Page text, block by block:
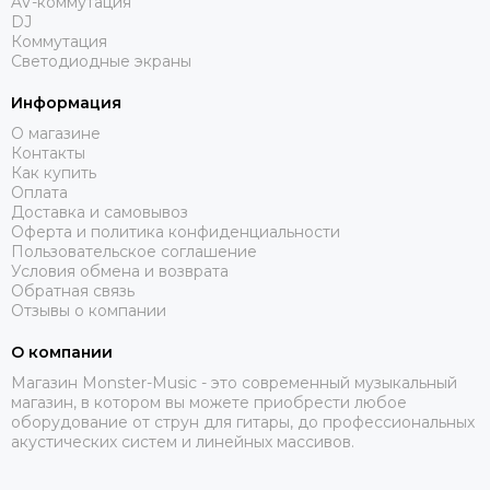
Funktion-One
Gator
Global Effects
I LIGHTING
INTREND
Invotone
Involight
JBL
K&M
KAWAI
KRAMER
L Acoustics
Lab Gruppen
Le Mark
Lexicon
LightСraft
DJ
Коммутация
Светодиодные экраны
Информация
О магазине
Контакты
Как купить
Оплата
Доставка и самовывоз
Оферта и политика конфиденциальности
Пользовательское соглашение
Условия обмена и возврата
Обратная связь
Отзывы о компании
О компании
Магазин Monster-Music - это современный музыкальный
магазин, в котором вы можете приобрести любое
оборудование от струн для гитары, до профессиональных
акустических систем и линейных массивов.